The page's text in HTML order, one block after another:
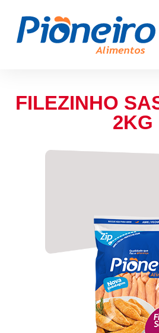
FILEZINHO
2KG